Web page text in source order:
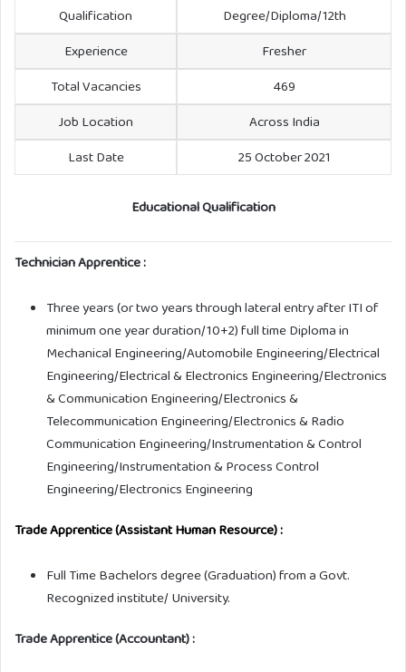
Qualification
Degree/Diploma/12th
Experience
Fresher
Total Vacancies
469
Job Location
Across India
Last Date
25 October 2021
Educational Qualification
Technician Apprentice :
Three years (or two years through lateral entry after ITI of
minimum one year duration/10+2) full time Diploma in
Mechanical Engineering/Automobile Engineering/Electrical
Engineering/Electrical & Electronics Engineering/Electronics
& Communication Engineering/Electronics &
Telecommunication Engineering/Electronics & Radio
Communication Engineering/Instrumentation & Control
Engineering/Instrumentation & Process Control
Engineering/Electronics Engineering
Trade Apprentice (Assistant Human Resource) :
Full Time Bachelors degree (Graduation) from a Govt.
Recognized institute/ University.
Trade Apprentice (Accountant) :